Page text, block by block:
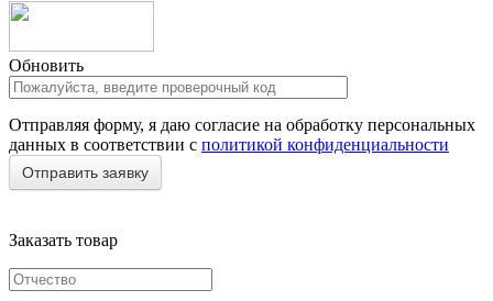
Обновить
Отправляя форму, я даю согласие на обработку персональных
данных в соответствии с политикой конфиденциальности
Заказать товар